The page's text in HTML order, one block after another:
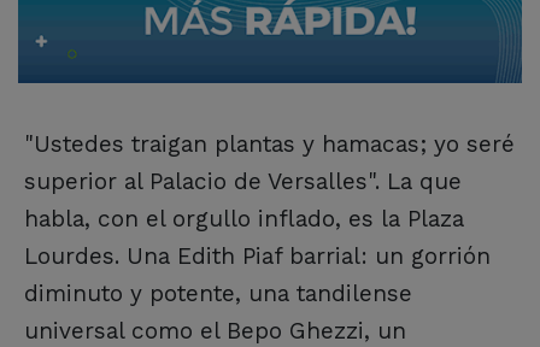
"Ustedes traigan plantas y hamacas; yo seré
superior al Palacio de Versalles". La que
habla, con el orgullo inflado, es la Plaza
Lourdes. Una Edith Piaf barrial: un gorrión
diminuto y potente, una tandilense
universal como el Bepo Ghezzi, un